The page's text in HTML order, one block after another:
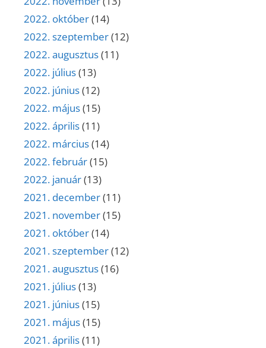
2022. október(14)
2022. szeptember(12)
2022. augusztus(11)
2022. július(13)
2022. június(12)
2022. május(15)
2022. április(11)
2022. március(14)
2022. február(15)
2022. január(13)
2021. december(11)
2021. november(15)
2021. október(14)
2021. szeptember(12)
2021. augusztus(16)
2021. július(13)
2021. június(15)
2021. május(15)
2021. április(11)